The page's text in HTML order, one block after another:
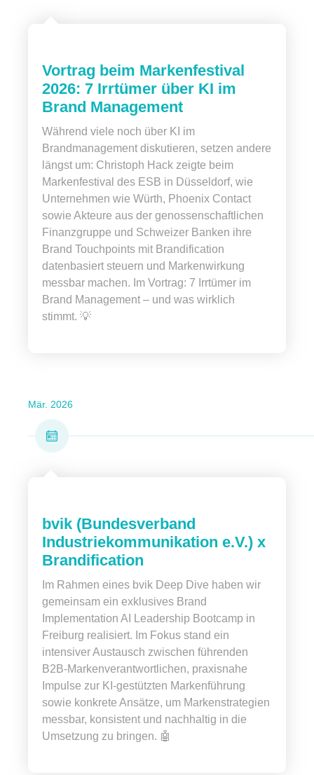
Vortrag beim Markenfestival
2026: 7 Irrtümer über KI im
Brand Management
Während viele noch über KI im
Brandmanagement diskutieren, setzen andere
längst um: Christoph Hack zeigte beim
Markenfestival des ESB in Düsseldorf, wie
Unternehmen wie Würth, Phoenix Contact
sowie Akteure aus der genossenschaftlichen
Finanzgruppe und Schweizer Banken ihre
Brand Touchpoints mit Brandification
datenbasiert steuern und Markenwirkung
messbar machen. Im Vortrag: 7 Irrtümer im
Brand Management – und was wirklich
stimmt. 💡
Mär. 2026
bvik (Bundesverband
Industriekommunikation e.V.) x
Brandification
Im Rahmen eines bvik Deep Dive haben wir
gemeinsam ein exklusives Brand
Implementation AI Leadership Bootcamp in
Freiburg realisiert. Im Fokus stand ein
intensiver Austausch zwischen führenden
B2B-Markenverantwortlichen, praxisnahe
Impulse zur KI-gestützten Markenführung
sowie konkrete Ansätze, um Markenstrategien
messbar, konsistent und nachhaltig in die
Umsetzung zu bringen. 🤖